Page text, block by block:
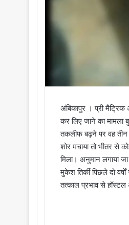
अंबिकापुर । प्री मैट्रिक
कर लिए जाने का मामला
तकलीफ बढ़ने पर वह तीन
शोर मचाया तो भीतर से
मिला। अनुमान लगाया
मुकेश तिर्की पिछले दो
तत्काल प्रभाव से हॉस्टल